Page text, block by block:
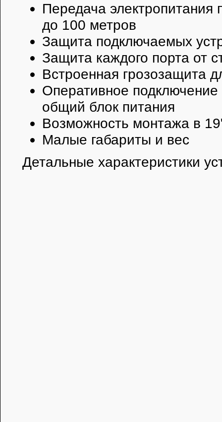
Передача электропитания
до 100 метров
Защита подключаемых
Защита каждого порта от
Встроенная грозозащита
Оперативное подключение
общий блок питания
Возможность монтажа в
Малые габариты и вес
Детальные характеристики